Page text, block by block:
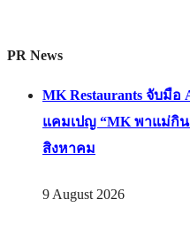
PR News
MK Restaurants จับมื
แคมเปญ “MK พาแม่กิ
สิงหาคม
9 August 2026